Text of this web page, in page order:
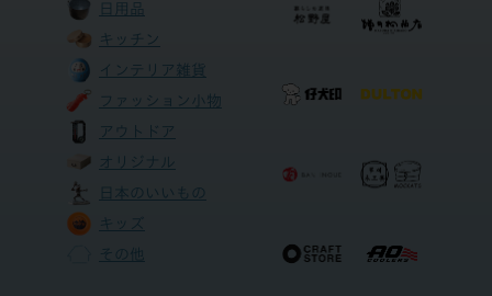
日用品
キッチン
インテリア雑貨
ファッション小物
アウトドア
オリジナル
日本のいいもの
キッズ
その他